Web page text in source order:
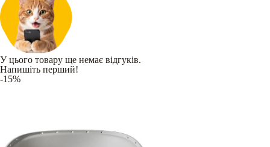
У цього товару ще немає відгуків.
Напишіть перший!
-15%